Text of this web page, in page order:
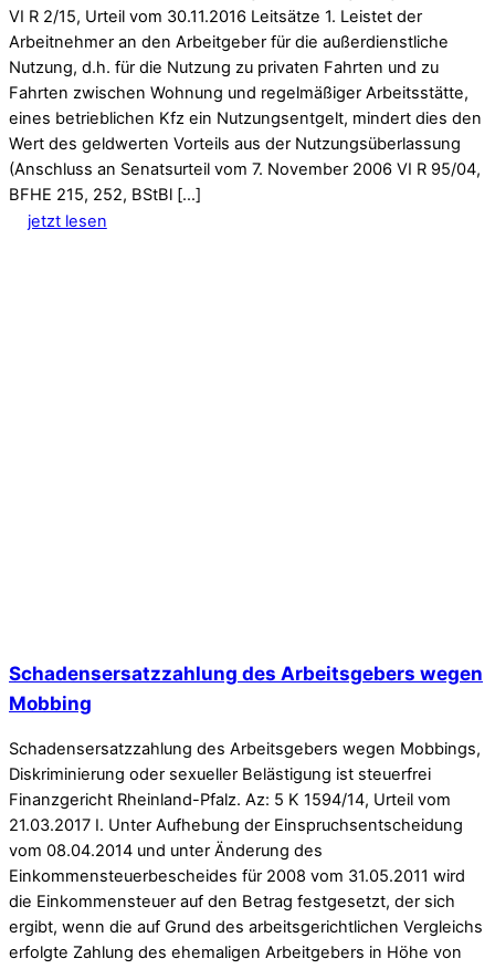
VI R 2/15, Urteil vom 30.11.2016 Leitsätze 1. Leistet der
Arbeitnehmer an den Arbeitgeber für die außerdienstliche
Nutzung, d.h. für die Nutzung zu privaten Fahrten und zu
Fahrten zwischen Wohnung und regelmäßiger Arbeitsstätte,
eines betrieblichen Kfz ein Nutzungsentgelt, mindert dies den
Wert des geldwerten Vorteils aus der Nutzungsüberlassung
(Anschluss an Senatsurteil vom 7. November 2006 VI R 95/04,
BFHE 215, 252, BStBl […]
jetzt lesen
Schadensersatzzahlung des Arbeitsgebers wegen
Mobbing
Schadensersatzzahlung des Arbeitsgebers wegen Mobbings,
Diskriminierung oder sexueller Belästigung ist steuerfrei
Finanzgericht Rheinland-Pfalz. Az: 5 K 1594/14, Urteil vom
21.03.2017 I. Unter Aufhebung der Einspruchsentscheidung
vom 08.04.2014 und unter Änderung des
Einkommensteuerbescheides für 2008 vom 31.05.2011 wird
die Einkommensteuer auf den Betrag festgesetzt, der sich
ergibt, wenn die auf Grund des arbeitsgerichtlichen Vergleichs
erfolgte Zahlung des ehemaligen Arbeitgebers in Höhe von